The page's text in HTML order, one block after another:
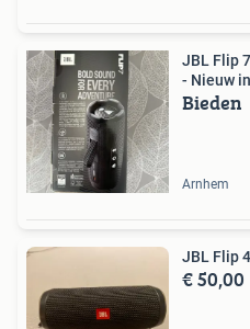
JBL Flip
- Nieuw
Bieden
Arnhem
JBL Flip
€ 50,00